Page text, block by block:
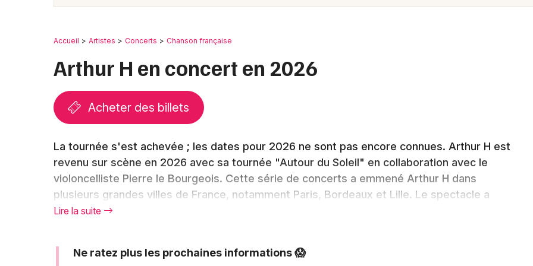
Expos
Sorties & loisirs
Mulhouse
Nice
Toulouse
Toutes les villes
Accueil Artistes Concerts Chanson française
Arthur H en concert en 2026
Acheter des billets
La tournée s'est achevée ; les dates pour 2026 ne sont pas encore connues. Arthur H est
revenu sur scène en 2026 avec sa tournée "Autour du Soleil" en collaboration avec le
violoncelliste Pierre le Bourgeois. Cette série de concerts a emmené Arthur H dans
plusieurs grandes villes de France, notamment Paris, Bordeaux et Lille. Le spectacle a
offert une expérience musicale unique où se sont mêlés chanson française et virtuosité du
Lire la suite
Ne ratez plus les prochaines informations 😱